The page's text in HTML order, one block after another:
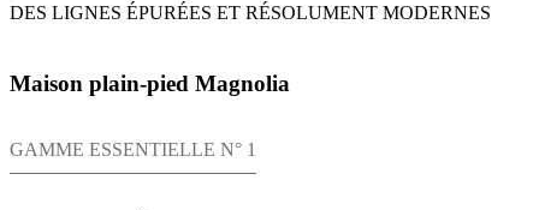
DES LIGNES ÉPURÉES ET RÉSOLUMENT MODERNES
Maison plain-pied Magnolia
GAMME ESSENTIELLE N° 1